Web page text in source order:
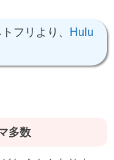
フリより、
Hulu
多数